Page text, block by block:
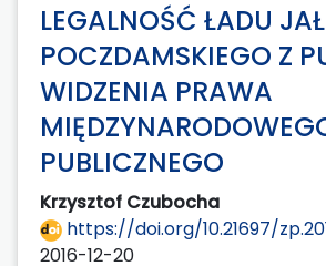
LEGALNOŚĆ ŁADU
POCZDAMSKIEGO Z
WIDZENIA PRAWA
PUBLICZNEGO
Krzysztof Czubocha
https://doi.org/10.21697/
2016-12-20